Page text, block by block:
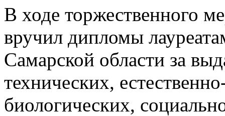
В ходе торжественного
вручил дипломы
Самарской области за
технических,
биологических,